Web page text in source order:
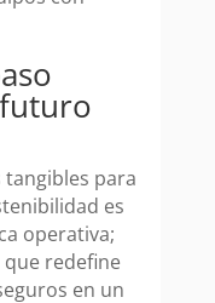
para
es
operativa;
redefine
en un